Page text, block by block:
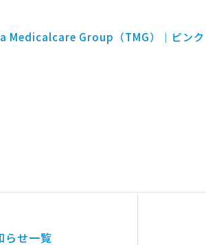
Medicalcare Group（TMG）｜ピンク
らせ一覧